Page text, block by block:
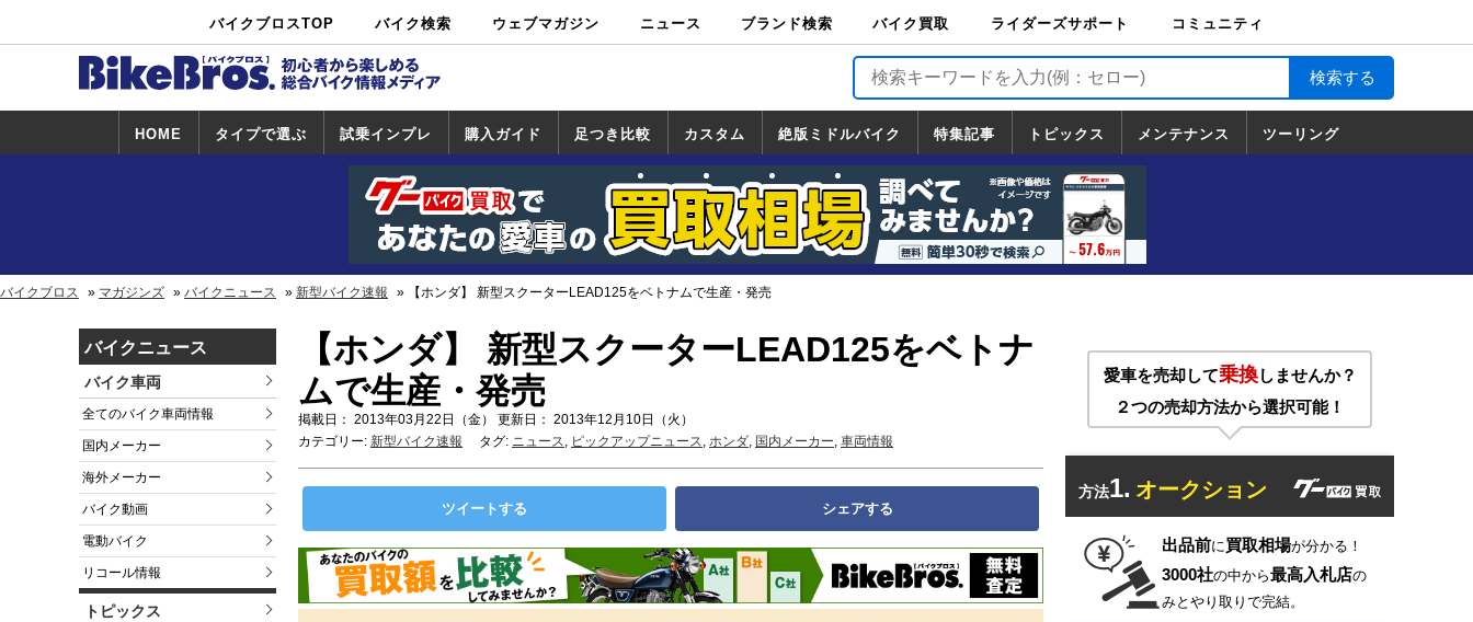
バイクブロスTOP バイク検索
中古バイ
ク・新車検
カタログ検
索
ショップ検
索
ウェブマガジン ニュース ブランド検索 バイク買取
バイク買取
ライダーズサポート
ライダーズサポート
TOP
バイク輸送
バイクガレージライ
フ
バイク車両保険
ロードサービス
バイク試乗
コミュニティ
HOME タイプで選ぶ 試乗インプレ
試乗インプレ
一覧
ホンダ
ヤマハ
スズキ
カワサキ
ハーレー
BMW
トライアンフ
ドゥカティ
購入ガイド
一覧
足つき比較 カスタム
カスタム
一覧
ホンダ
ヤマハ
スズキ
カワサキ
絶版ミドルバイク
絶版ミドルバイク
一覧
ホンダ
ヤマハ
スズキ
カワサキ
特集記事 トピックス
トピックス
一覧
ホンダ
ヤマハ
スズキ
カワサキ
ハーレーダ
ビッドソン
BMW
ドゥカティ
トライアン
フ
メンテナンス ツーリング
道の駅調査隊
ツーリング情報局
日本の道50選
国道めぐり
林道ツーリング
バイクブロス マガジンズ バイクニュース 新型バイク速報 【ホンダ】 新型スクーターLEAD125をベトナムで生産・発売
バイクニュース
バイク車両
全てのバイク車両情報
国内メーカー
海外メーカー
バイク動画
電動バイク
リコール情報
トピックス
【ホンダ】 新型スクーターLEAD125をベトナ
ムで生産・発売
掲載日： 2013年03月22日（金） 更新日： 2013年12月10日（火）
カテゴリー: 新型バイク速報 タグ: ニュース, ピックアップニュース, ホンダ, 国内メーカー, 車両情報
ツイートする シェアする
愛車を売却して乗換しませんか？
２つの売却方法から選択可能！
方法1. オークション
出品前に買取相場が分かる！
3000社の中から最高入札店の
みとやり取りで完結。